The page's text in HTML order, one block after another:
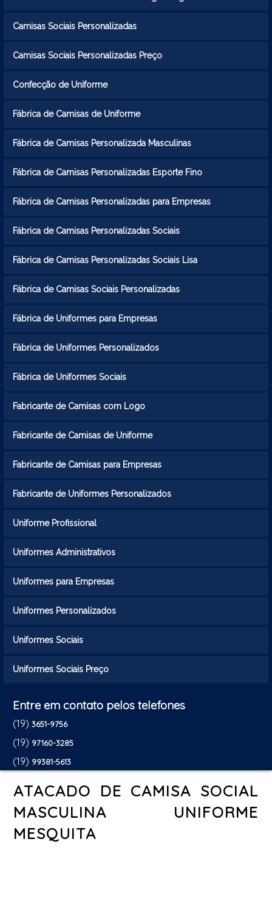
Camisas Sociais Personalizadas
Camisas Sociais Personalizadas Preço
Confecção de Uniforme
Fábrica de Camisas de Uniforme
Fábrica de Camisas Personalizada Masculinas
Fábrica de Camisas Personalizadas Esporte Fino
Fábrica de Camisas Personalizadas para Empresas
Fábrica de Camisas Personalizadas Sociais
Fábrica de Camisas Personalizadas Sociais Lisa
Fábrica de Camisas Sociais Personalizadas
Fábrica de Uniformes para Empresas
Fábrica de Uniformes Personalizados
Fábrica de Uniformes Sociais
Fabricante de Camisas com Logo
Fabricante de Camisas de Uniforme
Fabricante de Camisas para Empresas
Fabricante de Uniformes Personalizados
Uniforme Profissional
Uniformes Administrativos
Uniformes para Empresas
Uniformes Personalizados
Uniformes Sociais
Uniformes Sociais Preço
Entre em contato pelos telefones
(19) 3651-9756
(19) 97160-3285
(19) 99381-5613
ATACADO DE CAMISA SOCIAL
MASCULINA UNIFORME
MESQUITA